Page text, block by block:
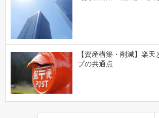
【資産構築・削減】楽
プの共通点